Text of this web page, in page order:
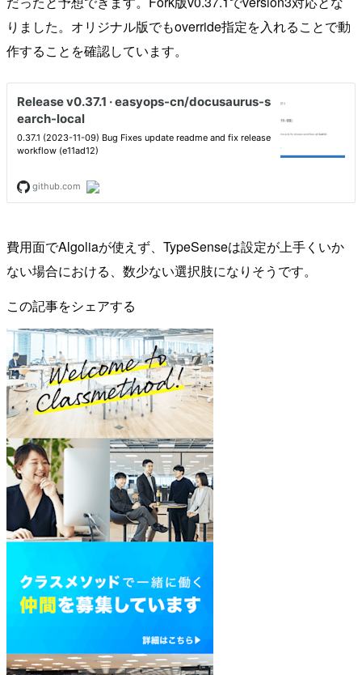
りました。オリジナル版でもoverride指定を入れることで動
作することを確認しています。
費用面でAlgoliaが使えず、TypeSenseは設定が上手くいか
ない場合における、数少ない選択肢になりそうです。
この記事をシェアする